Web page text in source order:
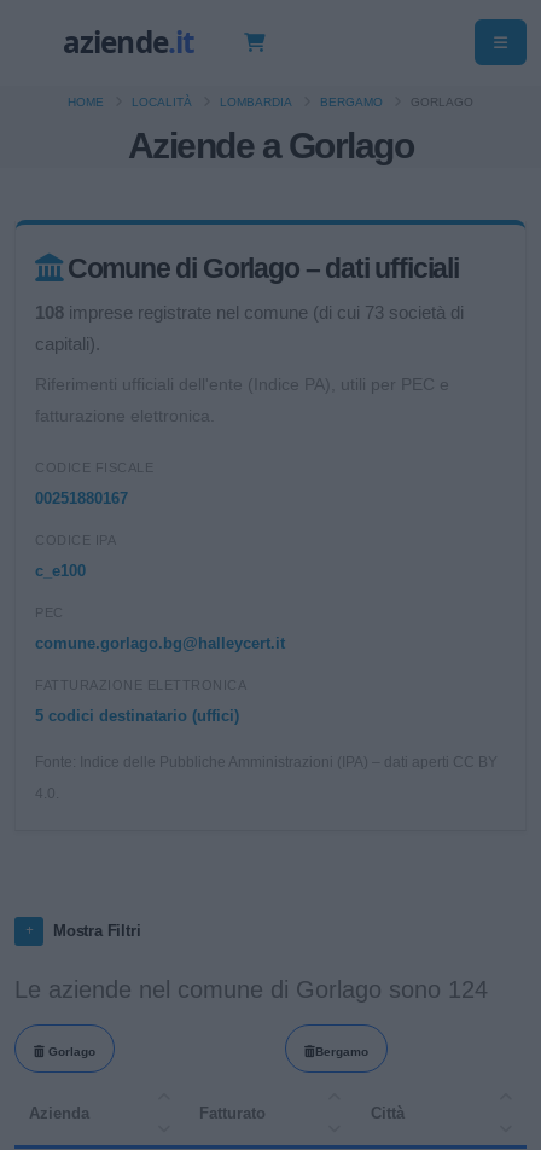
Aziende a Gorlago
HOME LOCALITÀ LOMBARDIA BERGAMO GORLAGO
Comune di Gorlago – dati ufficiali
108 imprese registrate nel comune (di cui 73 società di
capitali).
Riferimenti ufficiali dell'ente (Indice PA), utili per PEC e
fatturazione elettronica.
CODICE FISCALE
00251880167
CODICE IPA
c_e100
PEC
comune.gorlago.bg@halleycert.it
FATTURAZIONE ELETTRONICA
5 codici destinatario (uffici)
Fonte: Indice delle Pubbliche Amministrazioni (IPA) – dati aperti CC BY
Mostra Filtri
Le aziende nel comune di Gorlago sono 124
Gorlago Bergamo
Azienda Fatturato Città